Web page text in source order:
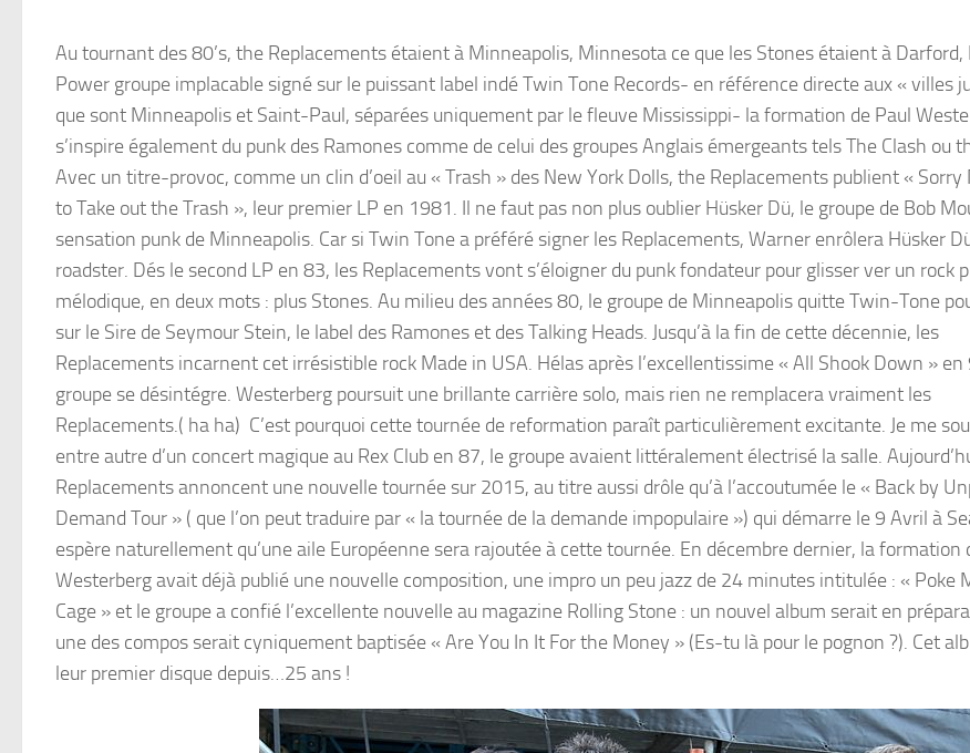
Au tournant des 80’s, the Replacements étaient à Minneapolis, Minnesota ce que les Stones étaient à Darford,
Power groupe implacable signé sur le puissant label indé Twin Tone Records- en référence directe aux « villes
que sont Minneapolis et Saint-Paul, séparées uniquement par le fleuve Mississippi- la formation de Paul
s’inspire également du punk des Ramones comme de celui des groupes Anglais émergeants tels The Clash ou
Avec un titre-provoc, comme un clin d’oeil au « Trash » des New York Dolls, the Replacements publient « Sorry
to Take out the Trash », leur premier LP en 1981. Il ne faut pas non plus oublier Hüsker Dü, le groupe de Bob
sensation punk de Minneapolis. Car si Twin Tone a préféré signer les Replacements, Warner enrôlera Hüsker
roadster. Dés le second LP en 83, les Replacements vont s’éloigner du punk fondateur pour glisser ver un rock
mélodique, en deux mots : plus Stones. Au milieu des années 80, le groupe de Minneapolis quitte Twin-Tone
sur le Sire de Seymour Stein, le label des Ramones et des Talking Heads. Jusqu’à la fin de cette décennie, les
Replacements incarnent cet irrésistible rock Made in USA. Hélas après l’excellentissime « All Shook Down » en
groupe se désintégre. Westerberg poursuit une brillante carrière solo, mais rien ne remplacera vraiment les
Replacements.( ha ha) C’est pourquoi cette tournée de reformation paraît particulièrement excitante. Je me
entre autre d’un concert magique au Rex Club en 87, le groupe avaient littéralement électrisé la salle.
Replacements annoncent une nouvelle tournée sur 2015, au titre aussi drôle qu’à l’accoutumée le « Back by
Demand Tour » ( que l’on peut traduire par « la tournée de la demande impopulaire ») qui démarre le 9 Avril à
espère naturellement qu’une aile Européenne sera rajoutée à cette tournée. En décembre dernier, la formation
Westerberg avait déjà publié une nouvelle composition, une impro un peu jazz de 24 minutes intitulée : « Poke
Cage » et le groupe a confié l’excellente nouvelle au magazine Rolling Stone : un nouvel album serait en
une des compos serait cyniquement baptisée « Are You In It For the Money » (Es-tu là pour le pognon ?). Cet
leur premier disque depuis…25 ans !